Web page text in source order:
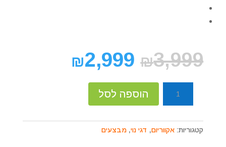
₪3,999
₪2,999
ג`אוול
הוספה לסל
קטגוריות: אקווריום, דגי נוי, מבצעים